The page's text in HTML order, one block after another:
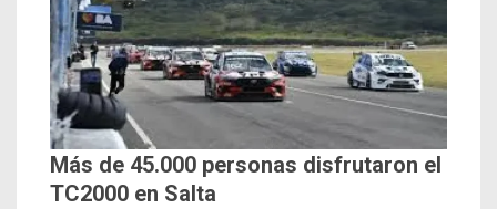
Más de 45.000 personas disfrutaron el
TC2000 en Salta